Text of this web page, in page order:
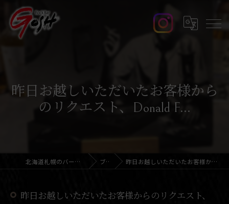
昨日お越しいただいたお客様から
のリクエスト、Donald F...
北海道札幌のバーならRock Bar GOSH ブログ 昨日お越しいただいたお客様からのリクエスト、Donald F...
昨日お越しいただいたお客様からのリクエスト、